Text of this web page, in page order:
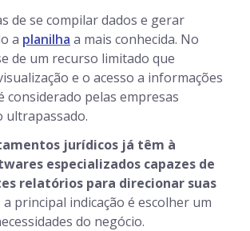
de se compilar dados e gerar
a planilha a mais conhecida. No
de um recurso limitado que
e o acesso a informações
considerado pelas empresas
ultrapassado.
jurídicos já têm à
especializados capazes de
relatórios para direcionar suas
a principal indicação é escolher um
do negócio.